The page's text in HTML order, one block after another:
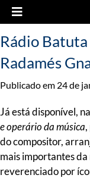
Rádio
Radamés
Publicado em 24 de
Já está disponível,
e operário da música
do compositor,
mais importantes
reverenciado por